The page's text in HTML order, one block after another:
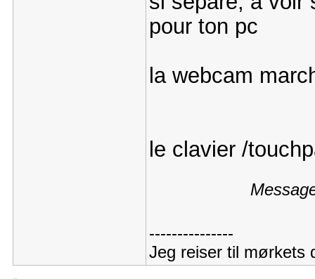
pour ton pc
la webcam
le clavier /
---------------
Jeg reiser til mørkets